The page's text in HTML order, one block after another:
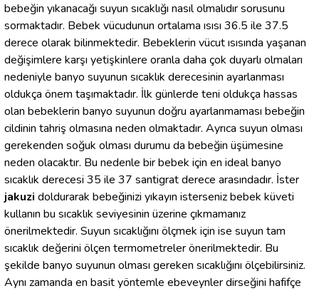
bebeğin yıkanacağı suyun sıcaklığı nasıl olmalıdır sorusunu
sormaktadır. Bebek vücudunun ortalama ısısı 36.5 ile 37.5
derece olarak bilinmektedir. Bebeklerin vücut ısısında yaşanan
değişimlere karşı yetişkinlere oranla daha çok duyarlı olmaları
nedeniyle banyo suyunun sıcaklık derecesinin ayarlanması
oldukça önem taşımaktadır. İlk günlerde teni oldukça hassas
olan bebeklerin banyo suyunun doğru ayarlanmaması bebeğin
cildinin tahriş olmasına neden olmaktadır. Ayrıca suyun olması
gerekenden soğuk olması durumu da bebeğin üşümesine
neden olacaktır. Bu nedenle bir bebek için en ideal banyo
sıcaklık derecesi 35 ile 37 santigrat derece arasındadır. İster
jakuzi doldurarak bebeğinizi yıkayın isterseniz bebek küveti
kullanın bu sıcaklık seviyesinin üzerine çıkmamanız
önerilmektedir. Suyun sıcaklığını ölçmek için ise suyun tam
sıcaklık değerini ölçen termometreler önerilmektedir. Bu
şekilde banyo suyunun olması gereken sıcaklığını ölçebilirsiniz.
Aynı zamanda en basit yöntemle ebeveynler dirseğini hafifçe